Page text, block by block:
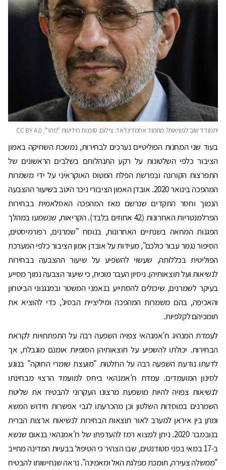
יתמודד שוב לנשיאות? מחמוד אחמדינז'אד. צילום: סוכנות הידיעות "מהר", CC BY 4.0
בעוד שני המחנות הפוליטיים נערכים לבחירות, נמשכת השחיקה באמון
הציבור כלפי השלטונות על רקע התנהלותם בשלבים הראשונים של
התפרצות הקורונה ובפרשת הפלת המטוס האוקראיני על ידי משמרות
המהפכה בינואר 2020. אובדן האמון הציבורי ניכר היטב בשיעור ההצבעה
הנמוך וחסר התקדים שנרשם מאז המהפכה האסלאמית בבחירות
הפרלמנטריות האחרונות (42 אחוזים בלבד). הקריאות, שנשמעו במהלך
הפגנות המחאה בשנתיים האחרונות, בנוסח "שמרנים, רפורמיסטים,
הסיפור נגמר עבור כולכם", מעידות על אובדן אמון הציבור כלפי המערכת
הפוליטית בכללותה, שעשוי להשפיע על שיעור ההצבעה בבחירות
לנשיאות ועל תוצאותיהן. ניסיון העבר מוכיח, כי שיעור הצבעה נמוך מסייע
בעיקר לשמרנים, שיכולים להסתייע בנאמני המשטר ובמנגנוני הביטחון
והאכיפה, בהם משמרות המהפכה ומיליציית הבסיג', כדי להוציא את
תומכיהם לקלפיות.
לעמדת המנהיג ח'אמנהאי צפויה השפעה רבה על התפתחויות לקראת
הבחירות. יכולתו להשפיע על תוצאותיהן הסופיות אומנם מוגבלת, אך
לדעתו נודעת השפעה רבה על החלטות "מועצת שומרי החוקה" בנוגע
לסינון המועמדים. עמדת ח'אמנהאי ביחס למועמד הרצוי מבחינתו
לנשיאות צפויה להיות מושפעת מרצונו העקרוני להבטיח את שליטת
השמרנים במוסדות השלטון וכן מהכרעתו לגבי אפשרות חידוש המשא
ומתן בין איראן למערב לאור תוצאות הבחירות לנשיאות ארצות הברית
בנובמבר 2020. ניתן למצוא רמז להעדפתו של ח'אמנהאי בנאום שנשא
ב-17 במאי בפני סטודנטים, שבו הצהיר כי הטיפול בבעיות המדינה מחייב
"ממשלה צעירה, תומכת מפלגת האל ומאמינה". נראה שנחישותו להבטיח